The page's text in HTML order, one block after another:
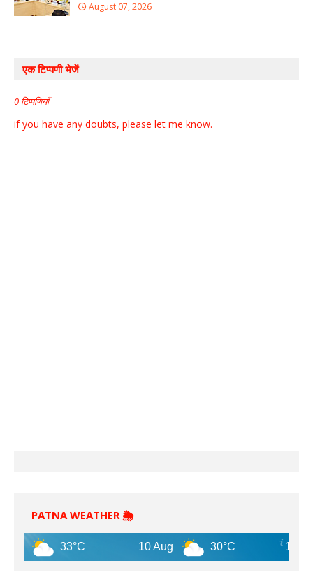
August 07, 2026
एक टिप्पणी भेजें
0 टिप्पणियाँ
if you have any doubts, please let me know.
PATNA WEATHER 🌦️
33°C 10 Aug 30°C 11 Aug